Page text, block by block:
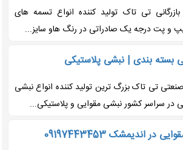
گروه بازرگانی تی تاک تولید کننده انواع تسمه های
و پت درجه یک صادراتی در رنگ هاو سایز...
بسته بندی | نبشی پلاستیکی
گروه صنعتی تی تاک بزرگ ترین تولید کننده انواع نبشی
در سراسر کشور نبشی مقوایی و پلاستیکی...
اندیمشک 09197443453